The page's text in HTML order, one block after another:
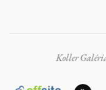
Koller